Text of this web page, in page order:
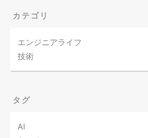
カテゴリ
エンジニアライフ
技術
タグ
AI